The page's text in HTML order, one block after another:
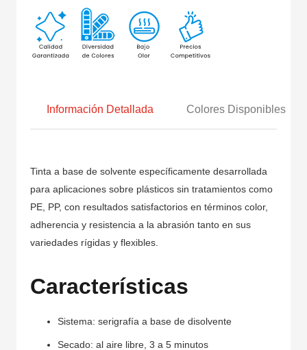
Información Detallada Colores Disponibles
Tinta a base de solvente específicamente desarrollada
para aplicaciones sobre plásticos sin tratamientos como
PE, PP, con resultados satisfactorios en términos color,
adherencia y resistencia a la abrasión tanto en sus
variedades rígidas y flexibles.
Características
Sistema: serigrafía a base de disolvente
Secado: al aire libre, 3 a 5 minutos